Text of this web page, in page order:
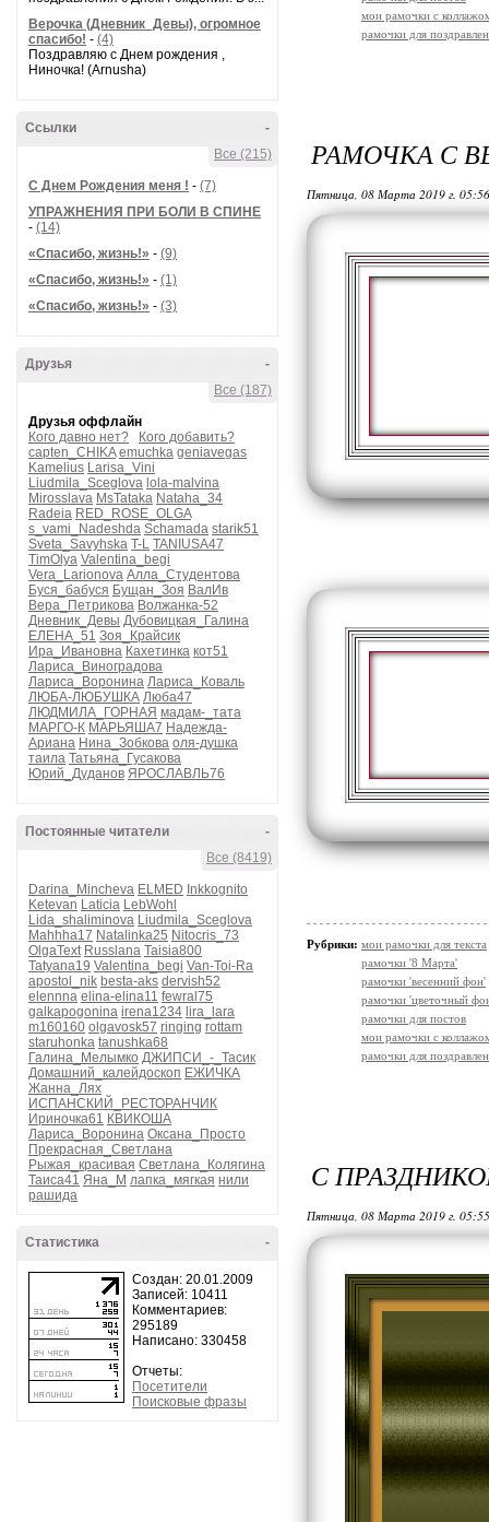
Верочка (Дневник_Девы), огромное
спасибо! - (4)
Поздравляю с Днем рождения ,
Ниночка! (Arnusha)
-
Ссылки
Все (215)
С Днем Рождения меня ! - (7)
УПРАЖНЕНИЯ ПРИ БОЛИ В СПИНЕ
- (14)
«Спасибо, жизнь!» - (9)
«Спасибо, жизнь!» - (1)
«Спасибо, жизнь!» - (3)
-
Друзья
Все (187)
Друзья оффлайн
Кого давно нет?
Кого добавить?
capten_CHIKA emuchka geniavegas
Kamelius Larisa_Vini
Liudmila_Sceglova lola-malvina
Mirosslava MsTataka Nataha_34
Radeia RED_ROSE_OLGA
s_vami_Nadeshda Schamada starik51
Sveta_Savyhska T-L TANIUSA47
TimOlya Valentina_begi
Vera_Larionova Алла_Студентова
Буся_бабуся Бущан_Зоя ВалИв
Вера_Петрикова Волжанка-52
Дневник_Девы Дубовицкая_Галина
ЕЛЕНА_51 Зоя_Крайсик
Ира_Ивановна Кахетинка кот51
Лариса_Виноградова
Лариса_Воронина Лариса_Коваль
ЛЮБА-ЛЮБУШКА Люба47
ЛЮДМИЛА_ГОРНАЯ мадам-_тата
МАРГО-К МАРЬЯША7 Надежда-
Ариана Нина_Зобкова оля-душка
таила Татьяна_Гусакова
Юрий_Дуданов ЯРОСЛАВЛЬ76
-
Постоянные читатели
Все (8419)
Darina_Mincheva ELMED Inkkognito
Ketevan Laticia LebWohl
Lida_shaliminova Liudmila_Sceglova
Mahhha17 Natalinka25 Nitocris_73
OlgaText Russlana Taisia800
Tatyana19 Valentina_begi Van-Toi-Ra
apostol_nik besta-aks dervish52
elennna elina-elina11 fewral75
galkapogonina irena1234 lira_lara
m160160 olgavosk57 ringing rottam
staruhonka tanushka68
Галина_Мелымко ДЖИПСИ_-_Тасик
Домашний_калейдоскоп ЕЖИЧКА
Жанна_Лях
ИСПАНСКИЙ_РЕСТОРАНЧИК
Ириночка61 КВИКОША
Лариса_Воронина Оксана_Просто
Прекрасная_Светлана
Рыжая_красивая Светлана_Колягина
Таиса41 Яна_М лапка_мягкая нили
рашида
-
Статистика
Создан: 20.01.2009
Записей: 10411
Комментариев:
295189
Написано: 330458
Отчеты:
Посетители
Поисковые фразы
мои рамочки с
рамочки для
РАМОЧКА С
Пятница, 08 Марта 2019 г.
Рубрики: мои рамочки для текста
рамочки '8 Марта'
рамочки 'весенний фон'
рамочки 'цветочный
рамочки для постов
мои рамочки с
рамочки для
С
Пятница, 08 Марта 2019 г.